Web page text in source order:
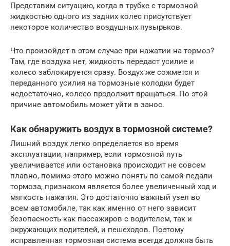
Представим ситуацию, когда в трубке с тормозной
жидкостью одного из задних колес присутствует
некоторое количество воздушных пузырьков.
Что произойдет в этом случае при нажатии на тормоз?
Там, где воздуха нет, жидкость передаст усилие и
колесо заблокируется сразу. Воздух же сожмется и
переданного усилия на тормозные колодки будет
недостаточно, колесо продолжит вращаться. По этой
причине автомобиль может уйти в занос.
Как обнаружить воздух в тормозной системе?
Лишний воздух легко определяется во время
эксплуатации, например, если тормозной путь
увеличивается или остановка происходит не совсем
плавно, помимо этого можно понять по самой педали
тормоза, признаком является более увеличенный ход и
мягкость нажатия. Это достаточно важный узел во
всем автомобиле, так как именно от него зависит
безопасность как пассажиров с водителем, так и
окружающих водителей, и пешеходов. Поэтому
исправленная тормозная система всегда должна быть